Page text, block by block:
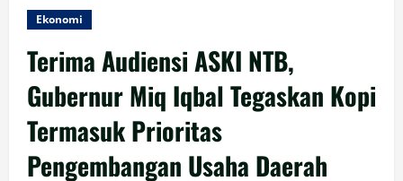
Ekonomi
Terima Audiensi ASKI NTB,
Gubernur Miq Iqbal Tegaskan Kopi
Termasuk Prioritas
Pengembangan Usaha Daerah